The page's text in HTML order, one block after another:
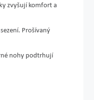
zvyšují komfort a
Prošívaný
nohy podtrhují